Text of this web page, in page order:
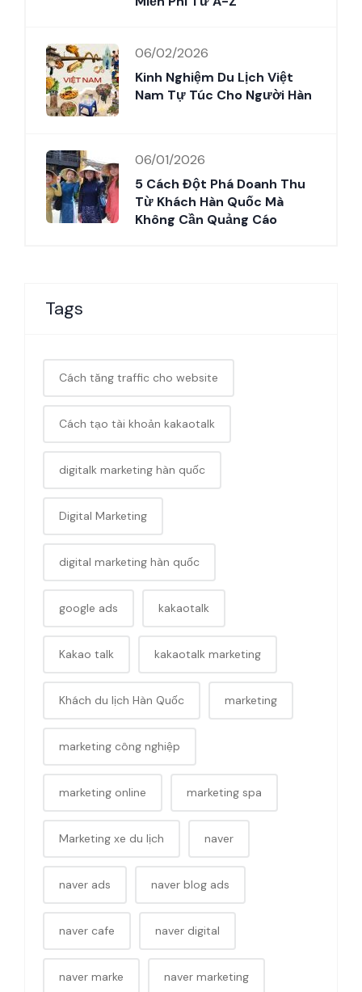
06/02/2026
Kinh Nghiệm Du Lịch Việt
Nam Tự Túc Cho Người Hàn
06/01/2026
5 Cách Đột Phá Doanh Thu
Từ Khách Hàn Quốc Mà
Không Cần Quảng Cáo
Tags
Cách tăng traffic cho website
Cách tạo tài khoản kakaotalk
digitalk marketing hàn quốc
Digital Marketing
digital marketing hàn quốc
google ads kakaotalk
Kakao talk kakaotalk marketing
Khách du lịch Hàn Quốc marketing
marketing công nghiệp
marketing online marketing spa
Marketing xe du lịch naver
naver ads naver blog ads
naver cafe naver digital
naver marke naver marketing